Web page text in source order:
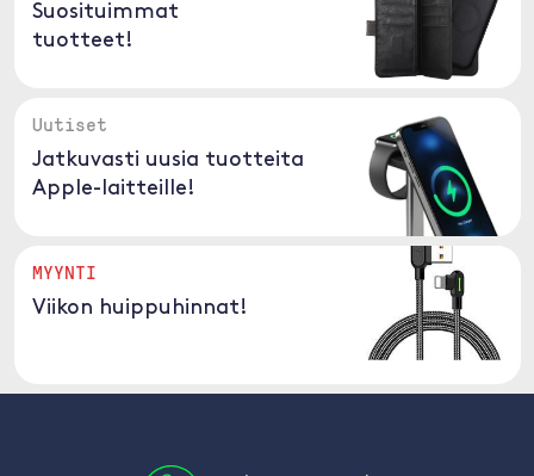
Suosituimmat
tuotteet!
Uutiset
Jatkuvasti uusia tuotteita
Apple-laitteille!
MYYNTI
Viikon huippuhinnat!